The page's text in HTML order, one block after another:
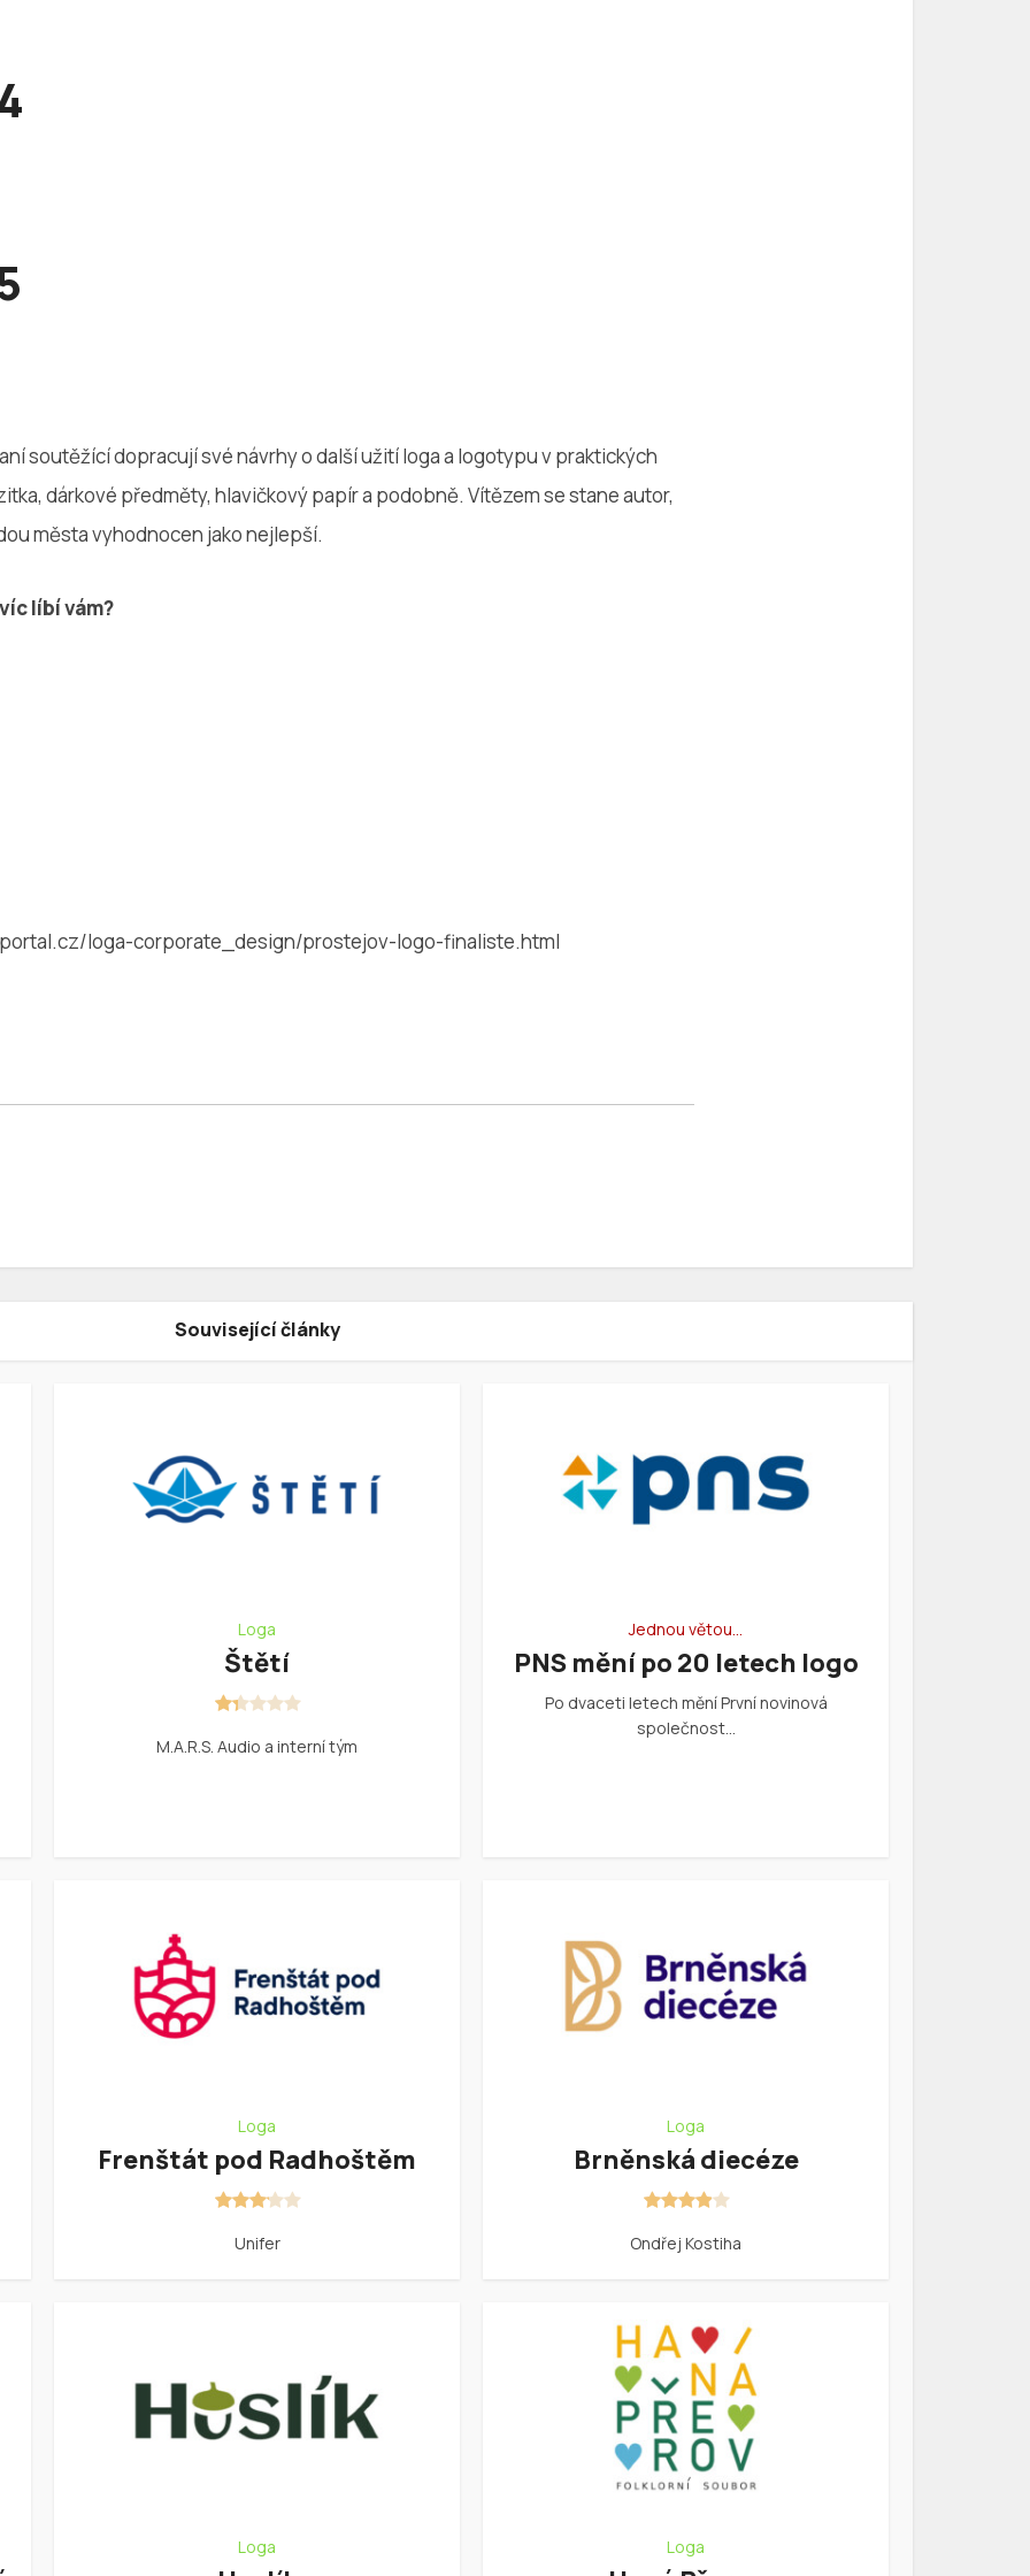
soutěžící dopracují své návrhy o další užití loga a logotypu v praktických
dárkové předměty, hlavičkový papír a podobně. Vítězem se stane autor,
města vyhodnocen jako nejlepší.
líbí vám?
loga-corporate_design/prostejov-logo-finaliste.html
Související články
Loga
Štětí
M.A.R.S. Audio a interní tým
Jednou větou…
PNS mění po 20 letech logo
Po dvaceti letech mění První novinová
společnost…
Loga
Frenštát pod Radhoštěm
Unifer
Loga
Brněnská diecéze
Ondřej Kostiha
Loga Loga